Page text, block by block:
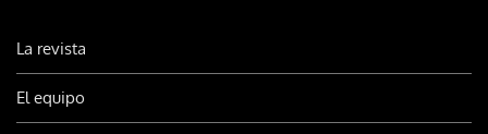
La revista
El equipo